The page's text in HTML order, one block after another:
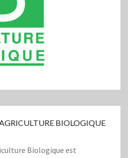
BIOLOGIQUE
Biologique est